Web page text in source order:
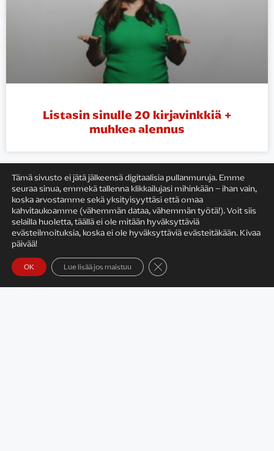
Listasin sinulle 20 kirjavinkkiä +
muhkea alennus
KIRJAILIJAN TYÖ
Tämä sivusto ei jätä jälkeensä digitaalisia pullanmuruja. Emme
seuraa sinua, emmekä tallenna klikkailujasi mihinkään – ihan vain,
koska arvostamme sekä yksityisyyttäsi että omaa
kahvitaukoamme (vähemmän dataa, vähemmän työtä!). Voit siis
selailla huoletta, täällä ei ole mitään hyväksyttäviä
evästeilmoituksia, koska ei ole hyväksyttäviä evästeitäkään. Kivaa
päivää!
OK Lue lisää jos maistuu Sulje evästebanneri